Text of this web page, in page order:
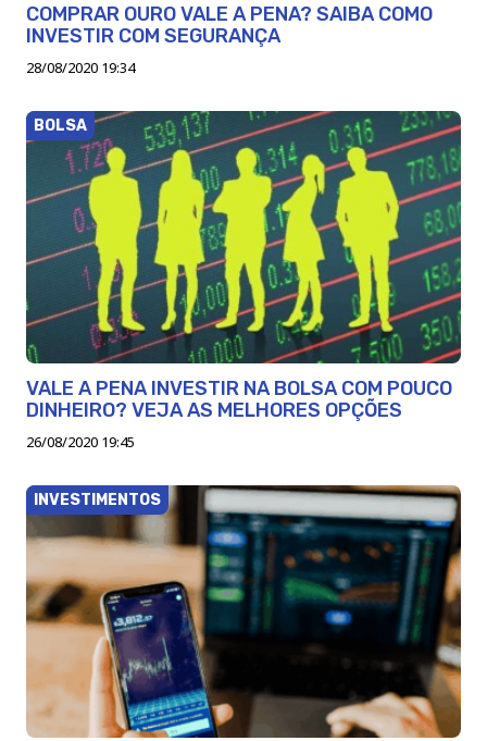
COMPRAR OURO VALE A PENA? SAIBA COMO
INVESTIR COM SEGURANÇA
28/08/2020 19:34
BOLSA
VALE A PENA INVESTIR NA BOLSA COM POUCO
DINHEIRO? VEJA AS MELHORES OPÇÕES
26/08/2020 19:45
INVESTIMENTOS